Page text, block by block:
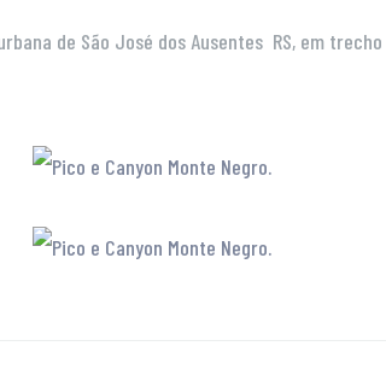
de São José dos Ausentes  RS, em